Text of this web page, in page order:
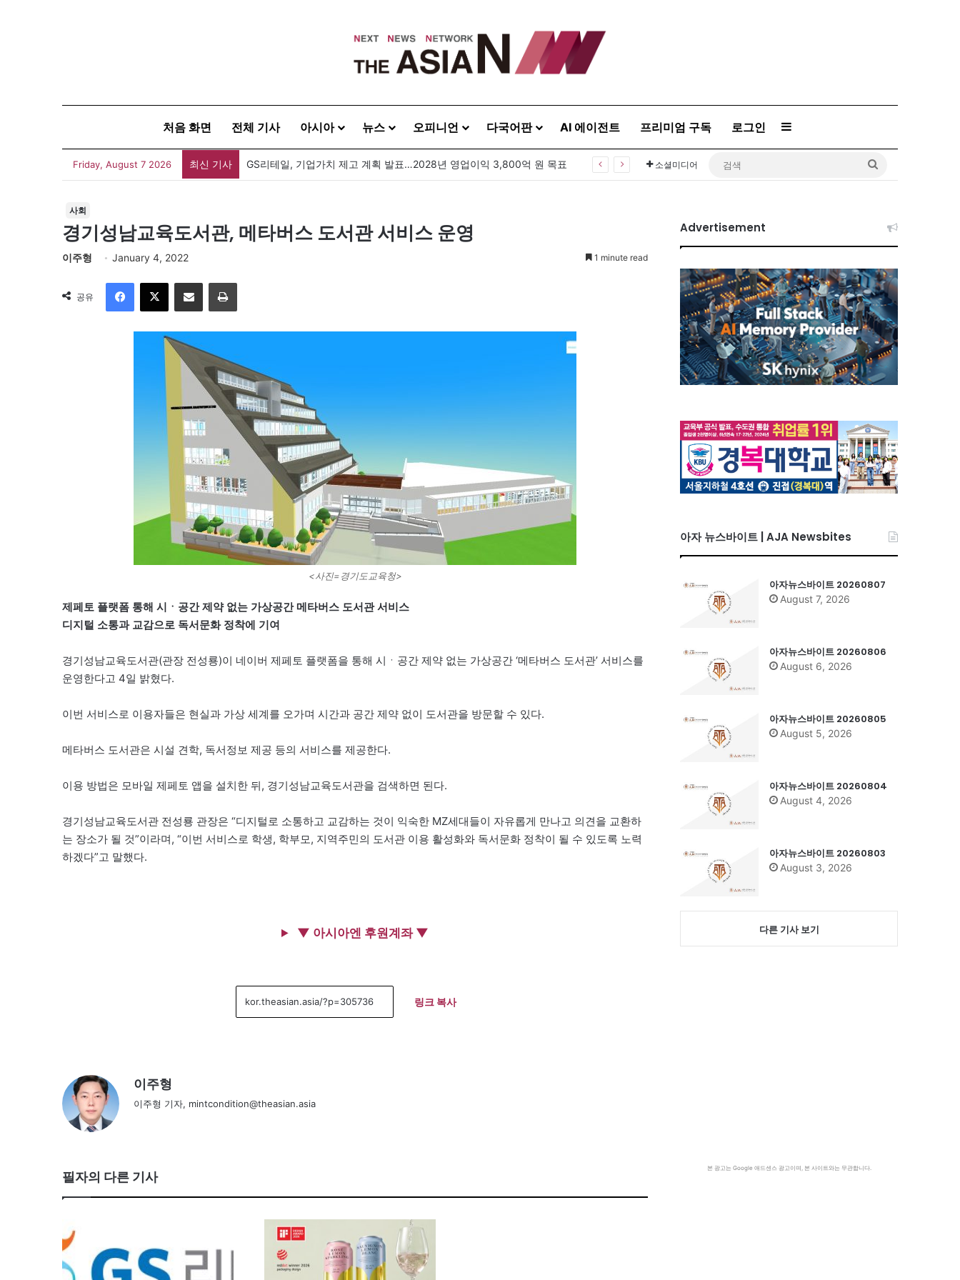
처음 화면 전체 기사 아시아 뉴스 오피니언 다국어판 AI 에이전트 프리미엄 구독 로그인 Sidebar
Friday, August 7 2026 최신 기사 GS리테일, 기업가치 제고 계획 발표…2028년 영업이익 3,800억 원 목표 소셜미디어
사회
경기성남교육도서관, 메타버스 도서관 서비스 운영
이주형 January 4, 2022 1 minute read
공유
이메일
<사진=경기도교육청>
제페토 플랫폼 통해 시ㆍ공간 제약 없는 가상공간 메타버스 도서관 서비스
디지털 소통과 교감으로 독서문화 정착에 기여
경기성남교육도서관(관장 전성룡)이 네이버 제페토 플랫폼을 통해 시ㆍ공간 제약 없는 가상공간 ‘메타버스 도서관’ 서비스를
운영한다고 4일 밝혔다.
이번 서비스로 이용자들은 현실과 가상 세계를 오가며 시간과 공간 제약 없이 도서관을 방문할 수 있다.
메타버스 도서관은 시설 견학, 독서정보 제공 등의 서비스를 제공한다.
이용 방법은 모바일 제페토 앱을 설치한 뒤, 경기성남교육도서관을 검색하면 된다.
경기성남교육도서관 전성룡 관장은 “디지털로 소통하고 교감하는 것이 익숙한 MZ세대들이 자유롭게 만나고 의견을 교환하
는 장소가 될 것”이라며, “이번 서비스로 학생, 학부모, 지역주민의 도서관 이용 활성화와 독서문화 정착이 될 수 있도록 노력
하겠다”고 말했다.
▼ 아시아엔 후원계좌 ▼
링크 복사
이주형
이주형 기자, mintcondition@theasian.asia
필자의 다른 기사
Advertisement
아자 뉴스바이트 | AJA Newsbites
아자뉴스바이트 20260807
August 7, 2026
아자뉴스바이트 20260806
August 6, 2026
아자뉴스바이트 20260805
August 5, 2026
아자뉴스바이트 20260804
August 4, 2026
아자뉴스바이트 20260803
August 3, 2026
다른 기사 보기
본 광고는 Google 애드센스 광고이며, 본 사이트와는 무관합니다.